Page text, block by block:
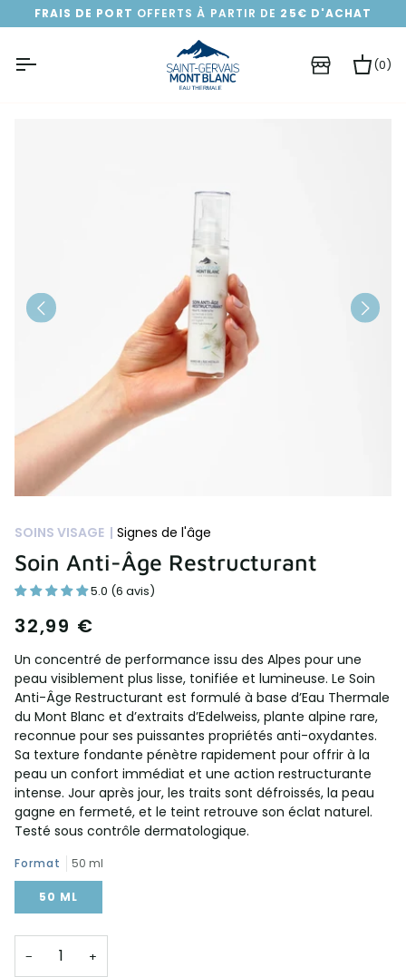
Passer
au
FRAIS DE PORT OFFERTS À PARTIR DE 25€ D'ACHAT
(0)
SOINS VISAGE | Signes de l'âge
Soin Anti-Âge Restructurant
5.0 (6 avis)
32,99 €
Un concentré de performance issu des Alpes pour une
peau visiblement plus lisse, tonifiée et lumineuse. Le Soin
Anti-Âge Restructurant est formulé à base d’Eau Thermale
du Mont Blanc et d’extraits d’Edelweiss, plante alpine rare,
reconnue pour ses puissantes propriétés anti-oxydantes.
Sa texture fondante pénètre rapidement pour offrir à la
peau un confort immédiat et une action restructurante
intense. Jour après jour, les traits sont défroissés, la peau
gagne en fermeté, et le teint retrouve son éclat naturel.
Testé sous contrôle dermatologique.
Format 50 ml
50 ML
− +